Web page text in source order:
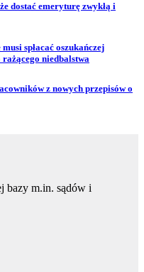
dostać emeryturę zwykłą i
spłacać oszukańczej
niedbalstwa
z nowych przepisów o
bazy m.in. sądów i